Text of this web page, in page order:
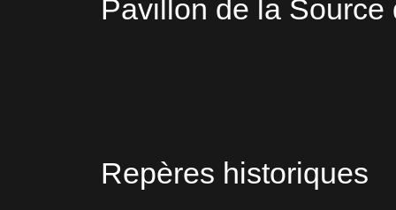
Pavillon de la Source
Repères historiques